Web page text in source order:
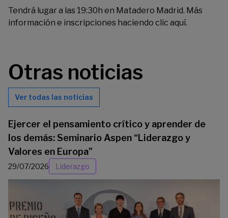
Tendrá lugar a las 19:30h en Matadero Madrid. Más
información e inscripciones haciendo clic aquí.
Otras noticias
Ver todas las noticias
Ejercer el pensamiento crítico y aprender de
los demás: Seminario Aspen “Liderazgo y
Valores en Europa”
29/07/2026 Liderazgo